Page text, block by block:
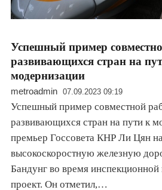
Успешный пример
развивающихся стран на
модернизации
metroadmin 07.09.2023 09:19
Успешный пример совместной
развивающихся стран на пути к
премьер Госсовета КНР Ли Цян
высокоскоростную железную
Бандунг во время инспекционной
проект. Он отметил,…